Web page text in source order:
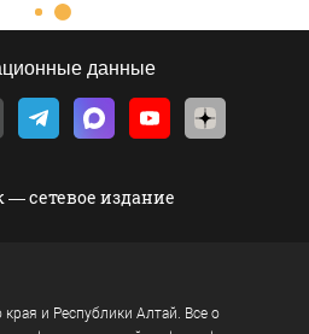
данные
— сетевое издание
и Республики Алтай. Все о